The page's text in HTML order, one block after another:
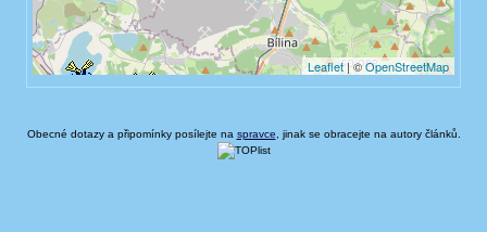
Obecné dotazy a připomínky posílejte na spravce , jinak se obracejte na autory článků.